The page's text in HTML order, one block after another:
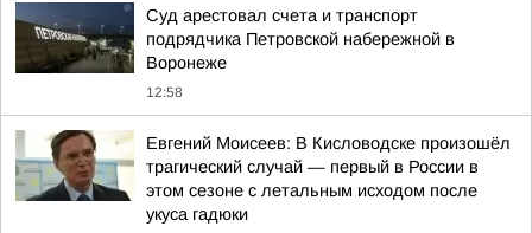
Суд арестовал счета и транспорт
подрядчика Петровской набережной в
Воронеже
12:58
Евгений Моисеев: В Кисловодске произошёл
трагический случай — первый в России в
этом сезоне с летальным исходом после
укуса гадюки